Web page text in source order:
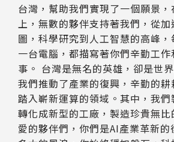
台灣，幫助我們實現了一個願景
上，無數的夥伴支持著我們，從
圖，科學研究到人工智慧的高峰
一台電腦，都描寫著你們辛勤工
事。 台灣是無名的英雄，卻是世
我們推動了產業的復興，辛勤的
踏入嶄新運算的領域。其中，我
轉化成新型的工廠，製造珍貴無
愛的夥伴們，你們是AI產業革新的